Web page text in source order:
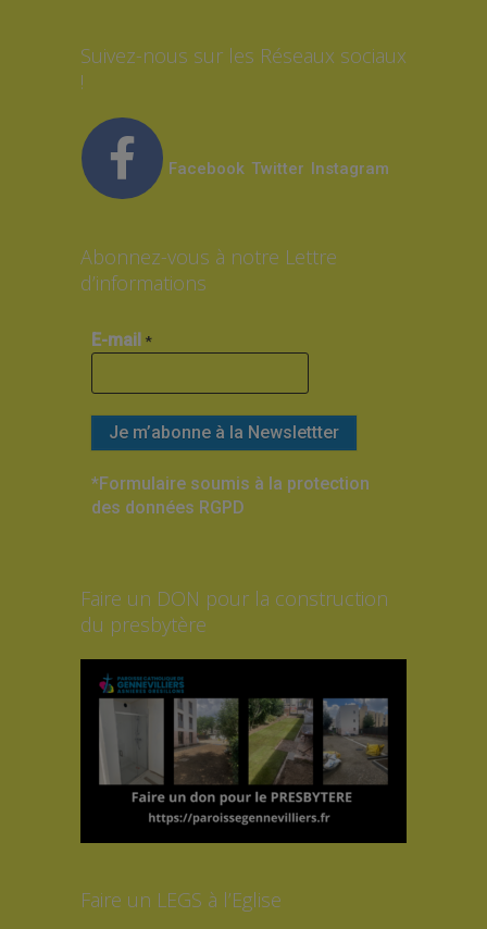
Suivez-nous sur les Réseaux sociaux
!
Facebook Twitter Instagram
Abonnez-vous à notre Lettre
d’informations
E-mail *
*Formulaire soumis à la protection
des données RGPD
Faire un DON pour la construction
du presbytère
Faire un LEGS à l’Eglise